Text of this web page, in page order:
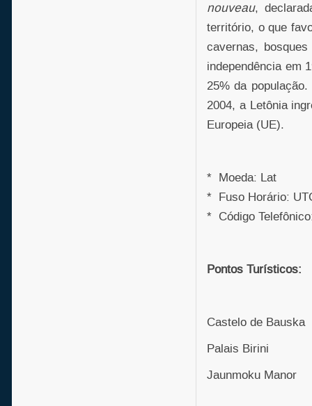
nouveau,
território, o que
cavernas,
independência em
25% da
2004, a Letônia
Europeia (UE).
* Moeda: Lat
* Fuso Horário:
* Código
Pontos Turísticos:
Castelo de Bauska
Palais Birini
Jaunmoku Manor